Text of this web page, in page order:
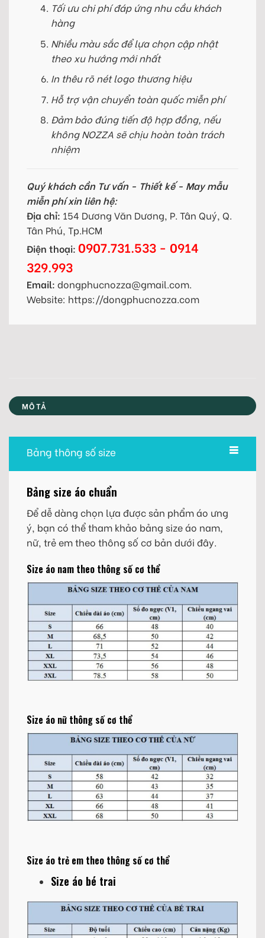
Tối ưu chi phí đáp ứng nhu cầu khách
hàng
Nhiều màu sắc để lựa chọn cập nhật
theo xu hướng mới nhất
In thêu rõ nét logo thương hiệu
Hỗ trợ vận chuyển toàn quốc miễn phí
Đảm bảo đúng tiến độ hợp đồng, nếu
không NOZZA sẽ chịu hoàn toàn trách
nhiệm
Quý khách cần Tư vấn - Thiết kế - May mẫu
miễn phí xin liên hệ:
Địa chỉ: 154 Dương Văn Dương, P. Tân Quý, Q.
Tân Phú, Tp.HCM
Điện thoại: 0907.731.533 - 0914
329.993
Email: dongphucnozza@gmail.com.
Website: https://dongphucnozza.com
MÔ TẢ
Bảng thông số size
Bảng size áo chuẩn
Để dễ dàng chọn lựa được sản phẩm áo ưng
ý, bạn có thể tham khảo bảng size áo nam,
nữ, trẻ em theo thông số cơ bản dưới đây.
Size áo nam theo thông số cơ thể
Size áo nữ thông số cơ thể
Size áo trẻ em theo thông số cơ thể
Size áo bé trai